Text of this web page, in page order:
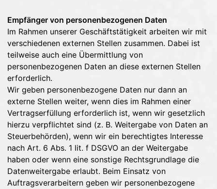
Empfänger von personenbezogenen Daten
Im Rahmen unserer Geschäftstätigkeit arbeiten wir mit
verschiedenen externen Stellen zusammen. Dabei ist
teilweise auch eine Übermittlung von
personenbezogenen Daten an diese externen Stellen
erforderlich.
Wir geben personenbezogene Daten nur dann an
externe Stellen weiter, wenn dies im Rahmen einer
Vertragserfüllung erforderlich ist, wenn wir gesetzlich
hierzu verpflichtet sind (z. B. Weitergabe von Daten an
Steuerbehörden), wenn wir ein berechtigtes Interesse
nach Art. 6 Abs. 1 lit. f DSGVO an der Weitergabe
haben oder wenn eine sonstige Rechtsgrundlage die
Datenweitergabe erlaubt. Beim Einsatz von
Auftragsverarbeitern geben wir personenbezogene